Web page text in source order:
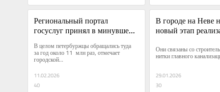
Региональный портал
госуслуг принял в минувшем
В целом петербуржцы обращались туда
за год около 11 млн раз, отмечает
городской...
11.02.2026
40
В городе на Неве
новый этап
Они связаны со
нитки главного
29.01.2026
30